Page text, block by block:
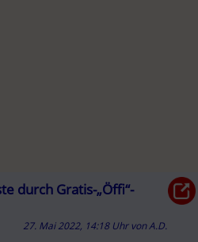
durch Gratis-„Öffi“-
27. Mai 2022, 14:18 Uhr vonA.D.